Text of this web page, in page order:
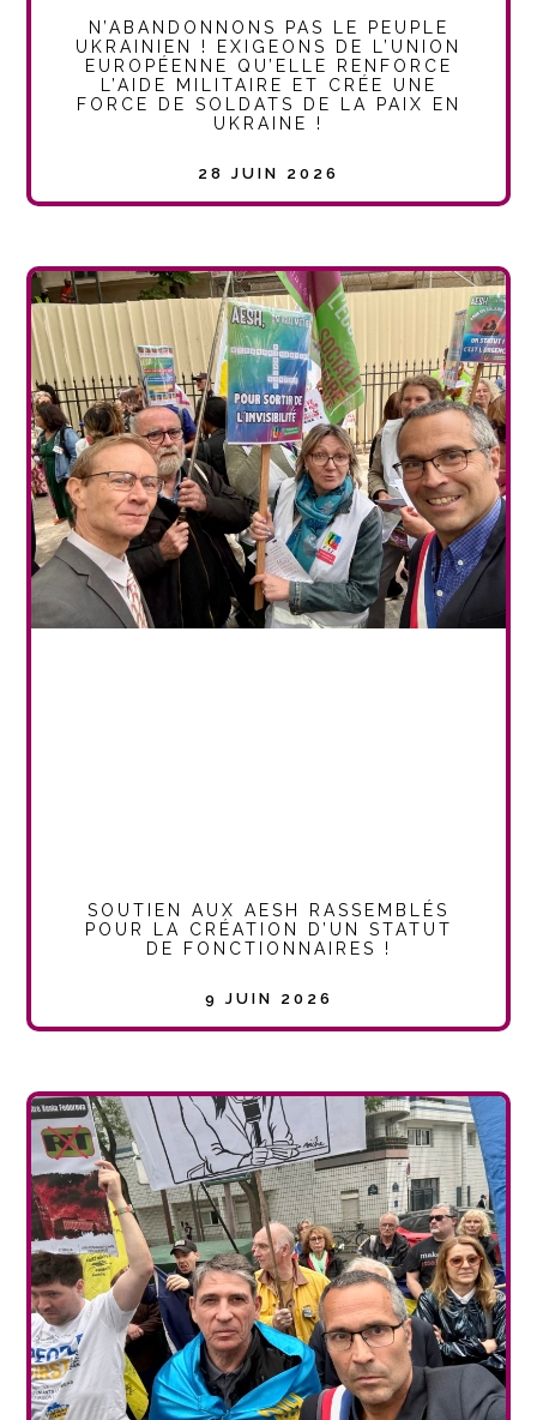
N’ABANDONNONS PAS LE PEUPLE
UKRAINIEN ! EXIGEONS DE L’UNION
EUROPÉENNE QU’ELLE RENFORCE
L’AIDE MILITAIRE ET CRÉE UNE
FORCE DE SOLDATS DE LA PAIX EN
UKRAINE !
28 JUIN 2026
SOUTIEN AUX AESH RASSEMBLÉS
POUR LA CRÉATION D’UN STATUT
DE FONCTIONNAIRES !
9 JUIN 2026